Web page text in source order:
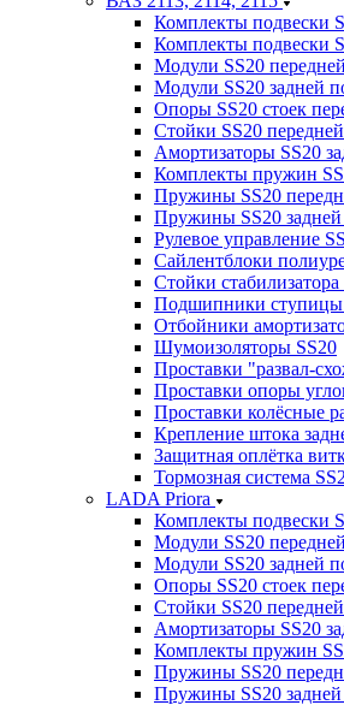
Комплекты подвески
Комплекты подвески
Модули SS20
Модули SS20 задней
Опоры SS20 стоек
Стойки SS20
Амортизаторы SS20
Комплекты пружин
Пружины SS20
Пружины SS20 задней
Рулевое управление
Сайлентблоки
Стойки стабилизатора
Подшипники ступицы
Отбойники
Шумоизоляторы SS20
Проставки "развал-
Проставки опоры
Проставки колёсные
Крепление штока
Защитная оплётка
Тормозная система
LADA Priora
Комплекты подвески
Модули SS20
Модули SS20 задней
Опоры SS20 стоек
Стойки SS20
Амортизаторы SS20
Комплекты пружин
Пружины SS20
Пружины SS20 задней